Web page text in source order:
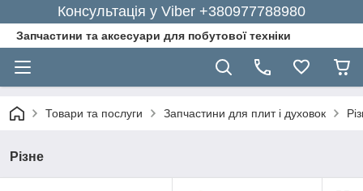
Консультація у Viber +380977788980
Запчастини та аксесуари для побутової техніки
Товари та послуги Запчастини для плит і духовок
Різне